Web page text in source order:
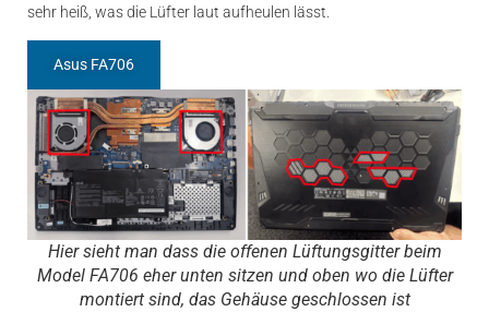
sehr heiß, was die Lüfter laut aufheulen lässt.
Asus FA706
Hier sieht man dass die offenen Lüftungsgitter beim
Model FA706 eher unten sitzen und oben wo die Lüfter
montiert sind, das Gehäuse geschlossen ist